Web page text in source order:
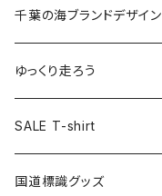
キャップ
トートバッグ
ランチバッグ
エコバッグ
キーホルダー
クリアファイル
缶バッジ
キーホルダー
クリアファイル
缶バッジ54mm
JAGUARさんコラボグッズ
Tシャツ
ステッカー
サコッシュ
ホテルキーホルダー
モーテルキーホルダー
缶バッジ
クリアファイル
マスク
エコバッグ
キャップ
エコバッグ
ステッカー
モーテルキーホルダー
Tシャツ
キャップ
ステッカー
ホテルキーホルダー
千葉の海ブランドデザイン
Tシャツ
キャップ
ステッカー
ゆっくり走ろう
Tシャツ
ステッカー
SALE T-shirt
国道標識グッズ